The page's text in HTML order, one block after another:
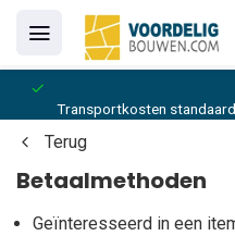
Transportkosten standaard
Terug
Betaalmethoden
Geïnteresseerd in een